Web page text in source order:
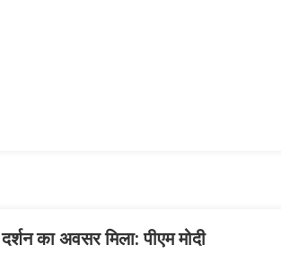
का अवसर मिला: पीएम मोदी